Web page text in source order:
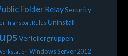
Folder RelaySecurity
Transport Rules Uninstall
Verteilergruppen
Windows Server 2012